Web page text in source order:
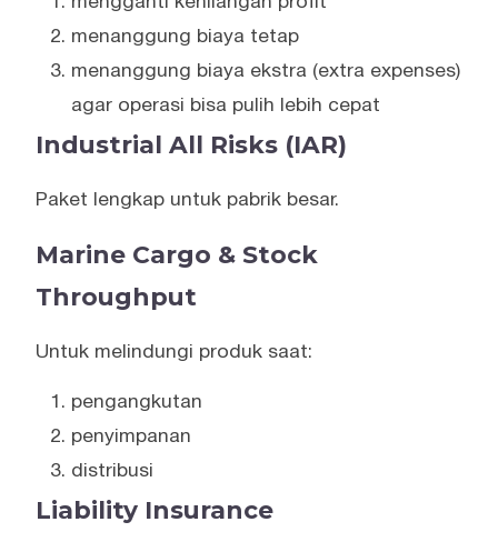
menanggung biaya tetap
menanggung biaya ekstra (extra expenses)
agar operasi bisa pulih lebih cepat
Industrial All Risks (IAR)
Paket lengkap untuk pabrik besar.
Marine Cargo & Stock
Throughput
Untuk melindungi produk saat:
pengangkutan
penyimpanan
distribusi
Liability Insurance